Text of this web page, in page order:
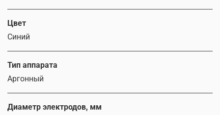
Цвет
Синий
Тип аппарата
Аргонный
Диаметр электродов, мм